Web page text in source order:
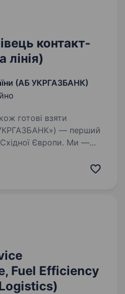
контакт-
лінія)
(АБ УКРГАЗБАНК)
готові взяти
Європи. Ми —
що входить до
Fuel Efficiency